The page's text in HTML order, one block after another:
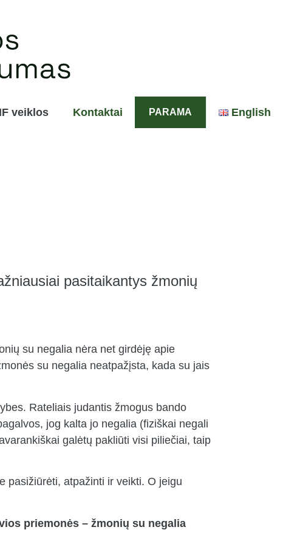
veiklos Kontaktai PARAMA English
pasitaikantys žmonių
su negalia nėra net girdėję apie
su negalia neatpažįsta, kada su jais
Rateliais judantis žmogus bando
jog kalta jo negalia (fiziškai negali
galėtų pakliūti visi piliečiai, taip
pasižiūrėti, atpažinti ir veikti. O jeigu
priemonės – žmonių su negalia